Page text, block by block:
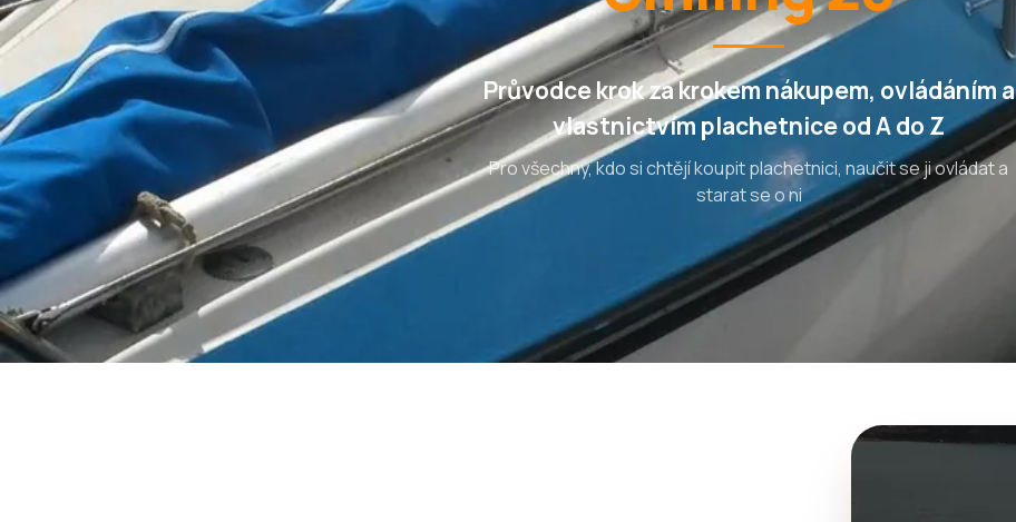
Průvodce krok za krokem nákupem, ovládáním a
vlastnictvím plachetnice od A do Z
Pro všechny, kdo si chtějí koupit plachetnici, naučit se ji ovládat a
starat se o ni